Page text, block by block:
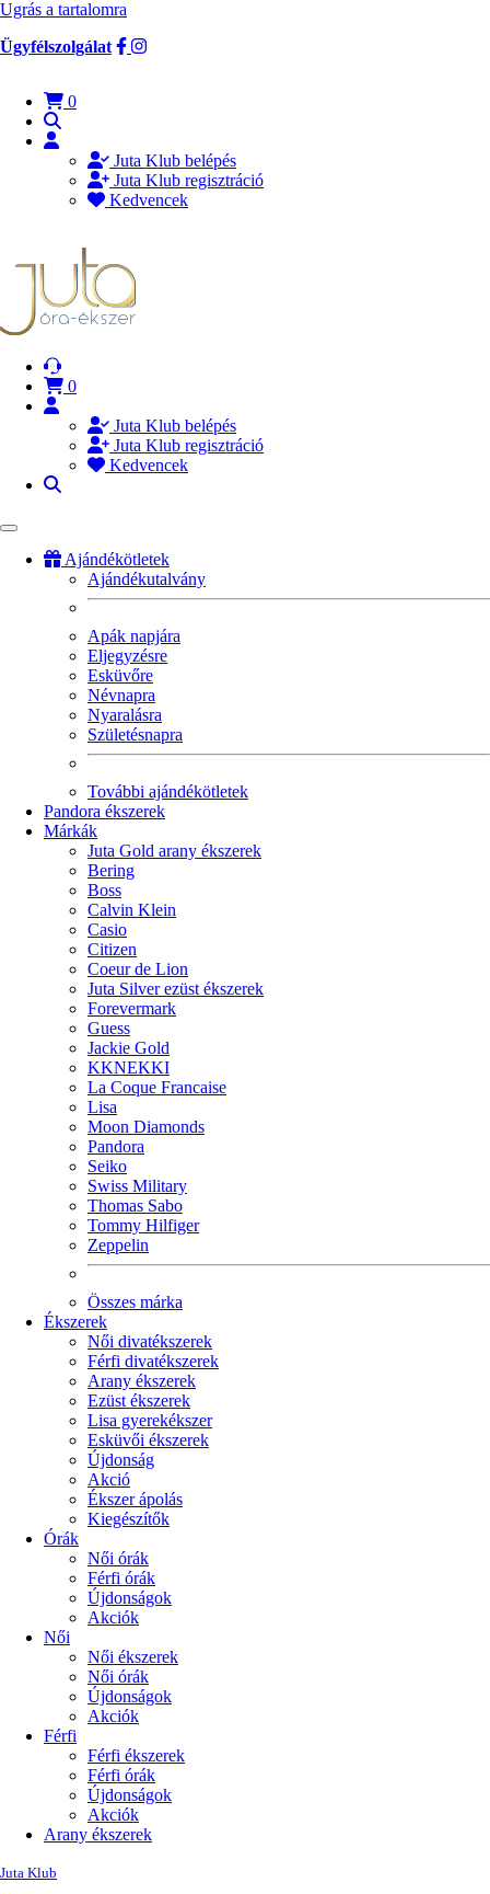
Ugrás a tartalomra
Ügyfélszolgálat
0
Juta Klub belépés
Juta Klub regisztráció
Kedvencek
0
Juta Klub belépés
Juta Klub regisztráció
Kedvencek
Ajándékötletek
Ajándékutalvány
Apák napjára
Eljegyzésre
Esküvőre
Névnapra
Nyaralásra
Születésnapra
További ajándékötletek
Pandora ékszerek
Márkák
Juta Gold arany ékszerek
Bering
Boss
Calvin Klein
Casio
Citizen
Coeur de Lion
Juta Silver ezüst ékszerek
Forevermark
Guess
Jackie Gold
KKNEKKI
La Coque Francaise
Lisa
Moon Diamonds
Pandora
Seiko
Swiss Military
Thomas Sabo
Tommy Hilfiger
Zeppelin
Összes márka
Ékszerek
Női divatékszerek
Férfi divatékszerek
Arany ékszerek
Ezüst ékszerek
Lisa gyerekékszer
Esküvői ékszerek
Újdonság
Akció
Ékszer ápolás
Kiegészítők
Órák
Női órák
Férfi órák
Újdonságok
Akciók
Női
Női ékszerek
Női órák
Újdonságok
Akciók
Férfi
Férfi ékszerek
Férfi órák
Újdonságok
Akciók
Arany ékszerek
Juta Klub